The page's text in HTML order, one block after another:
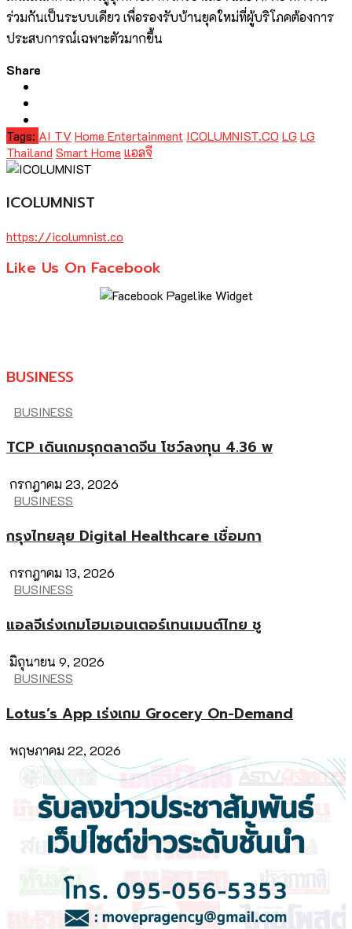
ร่วมกันเป็นระบบเดียว เพื่อรองรับบ้านยุคใหม่ที่ผู้บริโภคต้องการ
ประสบการณ์เฉพาะตัวมากขึ้น
Share
Tags: AI TVHome Entertainment ICOLUMNIST.CO LG LG
Thailand Smart Home แอลจี
ICOLUMNIST
https://icolumnist.co
Like Us On Facebook
BUSINESS
BUSINESS
TCP เดินเกมรุกตลาดจีน โชว์ลงทุน 4.36 พ
กรกฎาคม 23, 2026
BUSINESS
กรุงไทยลุย Digital Healthcare เชื่อมกา
กรกฎาคม 13, 2026
BUSINESS
แอลจีเร่งเกมโฮมเอนเตอร์เทนเมนต์ไทย ชู
มิถุนายน 9, 2026
BUSINESS
Lotus’s App เร่งเกม Grocery On-Demand
พฤษภาคม 22, 2026